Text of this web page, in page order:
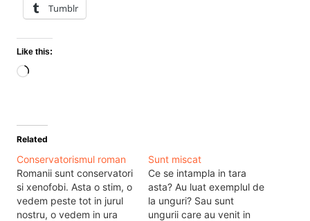
Tumblr
Like this:
Loading…
Related
Conservatorismul roman
Romanii sunt conservatori
si xenofobi. Asta o stim, o
vedem peste tot in jurul
nostru, o vedem in ura
Sunt miscat
Ce se intampla in tara
asta? Au luat exemplul de
la unguri? Sau sunt
ungurii care au venit in